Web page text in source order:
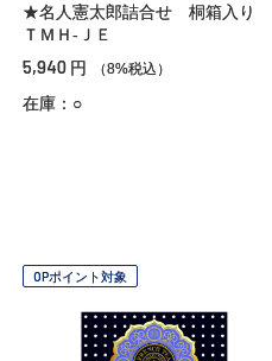
★名人憲太郎詰合せ 桐箱入り
ＴＭＨ‐ＪＥ
5,940 円 （8%税込）
在庫：○
OPポイント対象